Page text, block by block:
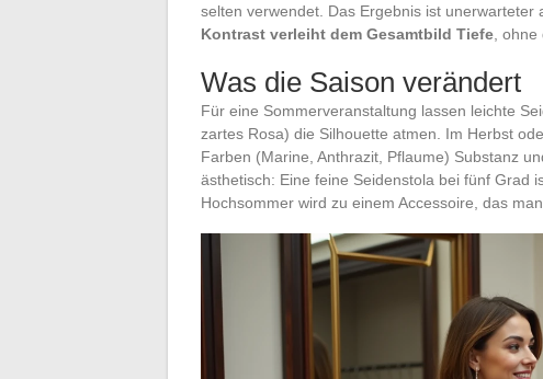
selten verwendet. Das Ergebnis ist unerwarteter
Kontrast verleiht dem Gesamtbild Tiefe ,
Was die Saison verändert
Für eine Sommerveranstaltung lassen leichte
zartes Rosa) die Silhouette atmen. Im Herbst
Farben (Marine, Anthrazit, Pflaume) Substanz
ästhetisch: Eine feine Seidenstola bei fünf Grad
Hochsommer wird zu einem Accessoire, das